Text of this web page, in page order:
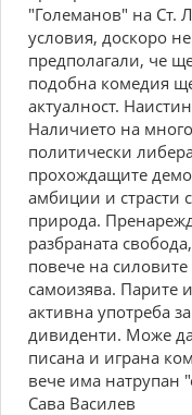
"Големанов" на Ст.
условия, доскоро
предполагали, че
подобна комедия
актуалност.
Наличието на
политически
прохождащите
амбиции и страсти
природа.
разбраната
повече на силовите
самоизява. Парите
активна употреба
дивиденти. Може да
писана и играна
вече има натрупан
Сава Василев